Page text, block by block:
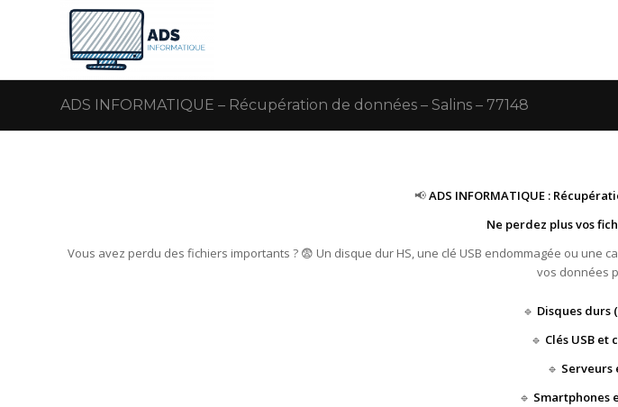
ADS INFORMATIQUE – Récupération de données – Salins – 77148
📢ADS INFORMATIQUE :
Ne perdez plus vos
Vous avez perdu des fichiers importants ? 😨 Un disque dur HS, une clé USB endommagée ou une
vos données
🔹 Disques durs
🔹 Clés USB et
🔹 Serveurs
🔹 Smartphones